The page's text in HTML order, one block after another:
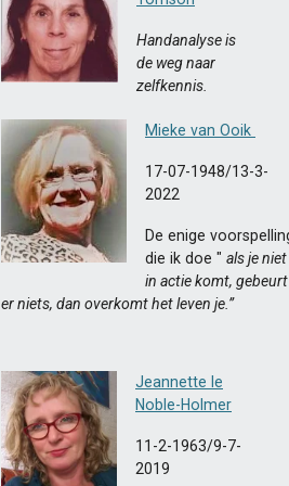
Handanalyse is
de weg naar
zelfkennis.
Mieke van Ooik
17-07-1948/13-3-
2022
De enige
die ik doe " als je niet
in actie komt, gebeurt
er niets, dan overkomt het leven je.”
Jeannette le
Noble-Holmer
11-2-1963/9-7-
2019